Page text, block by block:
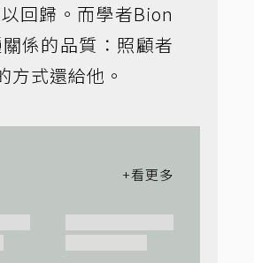
回歸。而學者Bion
係的品質：照顧者
式還給他。